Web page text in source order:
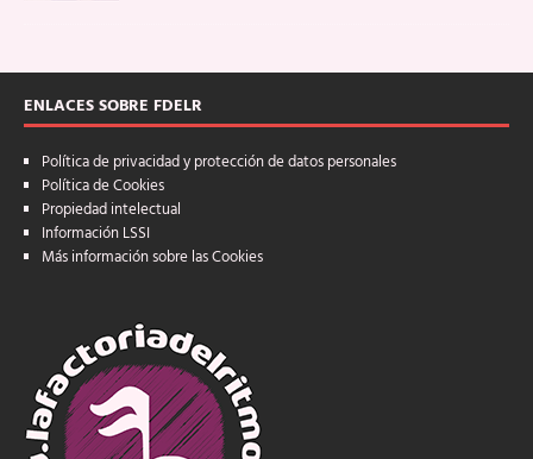
ENLACES SOBRE FDELR
Política de privacidad y protección de datos personales
Política de Cookies
Propiedad intelectual
Información LSSI
Más información sobre las Cookies